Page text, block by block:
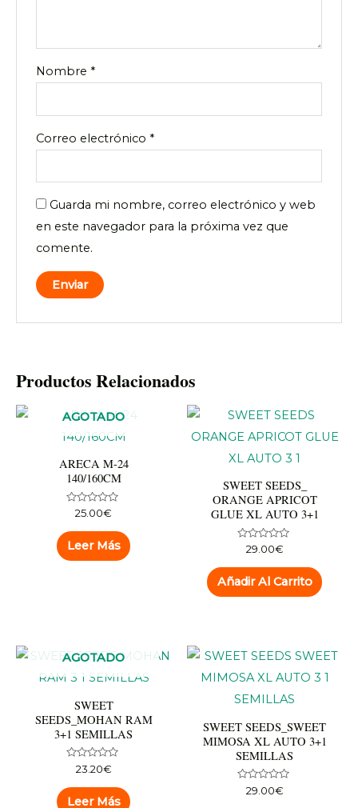
Nombre *
Correo electrónico *
Guarda mi nombre, correo electrónico y web
en este navegador para la próxima vez que
comente.
Productos Relacionados
AGOTADO
ARECA M-24
140/160CM
Valorado
0
de
5
25.00€
Leer Más
SWEET SEEDS_
ORANGE APRICOT
GLUE XL AUTO 3+1
Valorado
0
de
5
29.00€
Añadir Al Carrito
AGOTADO
SWEET
SEEDS_MOHAN RAM
3+1 SEMILLAS
Valorado
con
0
de
5
23.20€
Leer Más
SWEET SEEDS_SWEET
MIMOSA XL AUTO 3+1
SEMILLAS
Valorado
con
29.00€